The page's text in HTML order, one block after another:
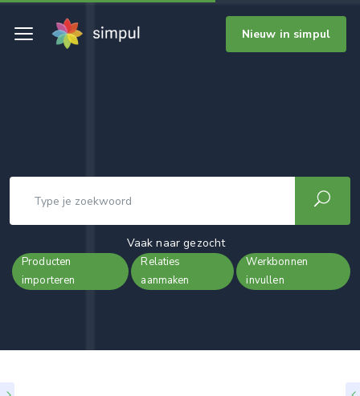
Nieuw in simpul
Vaak naar gezocht
Producten
importeren
Relaties
aanmaken
Werkbonnen
invullen